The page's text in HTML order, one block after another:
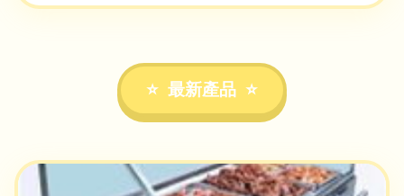
最新產品